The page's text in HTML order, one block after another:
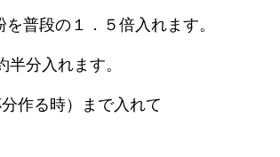
普段の１．５倍入れます。
分入れます。
作る時）まで入れて